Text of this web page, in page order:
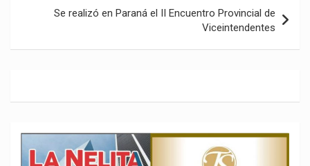
Se realizó en Paraná el II Encuentro Provincial de
Viceintendentes